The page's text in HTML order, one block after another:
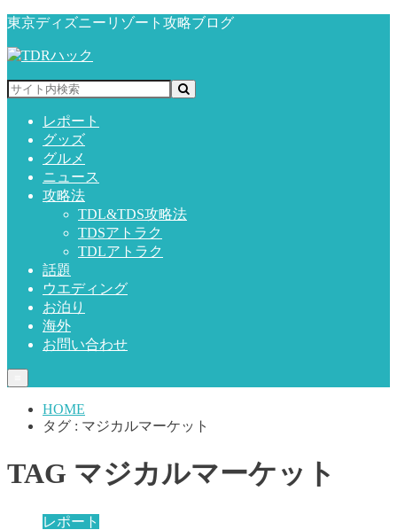
東京ディズニーリゾート攻略ブログ
レポート
グッズ
グルメ
ニュース
攻略法
TDL&TDS攻略法
TDSアトラク
TDLアトラク
話題
ウエディング
お泊り
海外
お問い合わせ
HOME
タグ : マジカルマーケット
TAG マジカルマーケット
レポート